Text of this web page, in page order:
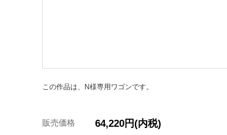
この作品は、N様専用ワゴンです。
販売価格 64,220円(内税)